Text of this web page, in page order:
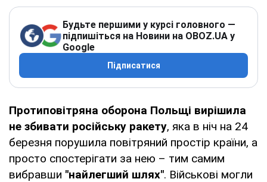
Будьте першими у курсі головного —
підпишіться на Новини на OBOZ.UA у
Google
Підписатися
Протиповітряна оборона Польщі вирішила
не збивати російську ракету, яка в ніч на 24
березня порушила повітряний простір країни, а
просто спостерігати за нею – тим самим
вибравши "найлегший шлях". Військові могли